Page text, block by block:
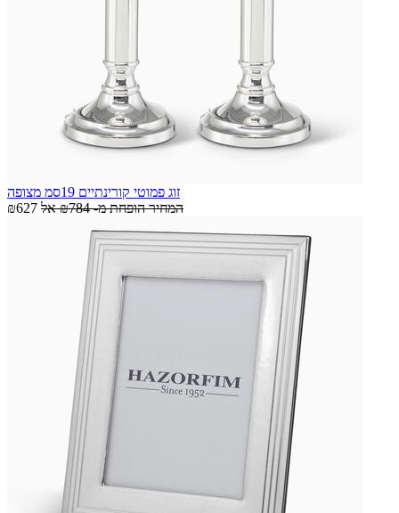
זוג פמוטי קורינתיים 19סמ מצופה
₪627
המחיר הופחת מ-₪784 אל